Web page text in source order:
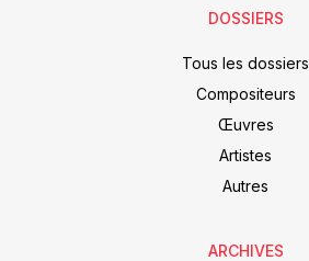
DOSSIERS
Tous les dossiers
Compositeurs
Œuvres
Artistes
Autres
ARCHIVES